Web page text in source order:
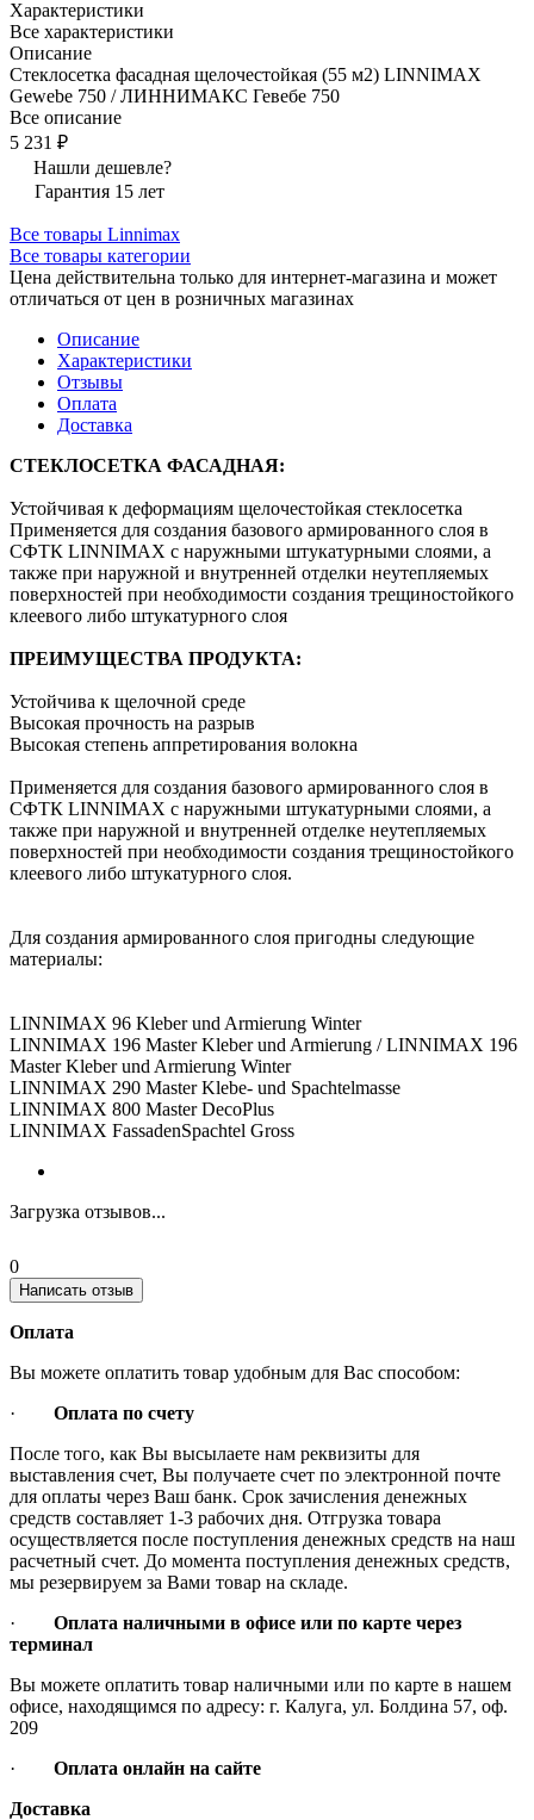
Характеристики
Все характеристики
Описание
Стеклосетка фасадная щелочестойкая (55 м2) LINNIMAX
Gewebe 750 / ЛИННИМАКС Гевебе 750
Все описание
5 231 ₽
Нашли дешевле?
Гарантия 15 лет
Все товары Linnimax
Все товары категории
Цена действительна только для интернет-магазина и может
отличаться от цен в розничных магазинах
Описание
Характеристики
Отзывы
Оплата
Доставка
СТЕКЛОСЕТКА ФАСАДНАЯ:
Устойчивая к деформациям щелочестойкая стеклосетка
Применяется для создания базового армированного слоя в
СФТК LINNIMAX с наружными штукатурными слоями, а
также при наружной и внутренней отделки неутепляемых
поверхностей при необходимости создания трещиностойкого
клеевого либо штукатурного слоя
ПРЕИМУЩЕСТВА ПРОДУКТА:
Устойчива к щелочной среде
Высокая прочность на разрыв
Высокая степень аппретирования волокна
Применяется для создания базового армированного слоя в
СФТК LINNIMAX с наружными штукатурными слоями, а
также при наружной и внутренней отделке неутепляемых
поверхностей при необходимости создания трещиностойкого
клеевого либо штукатурного слоя.
Для создания армированного слоя пригодны следующие
материалы:
LINNIMAX 96 Kleber und Armierung Winter
LINNIMAX 196 Master Kleber und Armierung / LINNIMAX 196
Master Kleber und Armierung Winter
LINNIMAX 290 Master Klebe- und Spachtelmasse
LINNIMAX 800 Master DecoPlus
LINNIMAX FassadenSpachtel Gross
Загрузка отзывов...
0
Написать отзыв
Оплата
Вы можете оплатить товар удобным для Вас способом:
· Оплата по счету
После того, как Вы высылаете нам реквизиты для
выставления счет, Вы получаете счет по электронной почте
для оплаты через Ваш банк. Срок зачисления денежных
средств составляет 1-3 рабочих дня. Отгрузка товара
осуществляется после поступления денежных средств на наш
расчетный счет. До момента поступления денежных средств,
мы резервируем за Вами товар на складе.
· Оплата наличными в офисе или по карте через
терминал
Вы можете оплатить товар наличными или по карте в нашем
офисе, находящимся по адресу: г. Калуга, ул. Болдина 57, оф.
209
· Оплата онлайн на сайте
Доставка